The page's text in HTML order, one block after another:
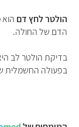
הולטר לחץ דם
הדם של החולה.
בדיקת הולטר לב
בפעולה החשמלית